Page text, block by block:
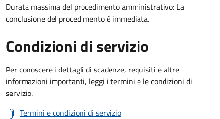
Durata massima del procedimento amministrativo: La
conclusione del procedimento è immediata.
Condizioni di servizio
Per conoscere i dettagli di scadenze, requisiti e altre
informazioni importanti, leggi i termini e le condizioni di
servizio.
Termini e condizioni di servizio